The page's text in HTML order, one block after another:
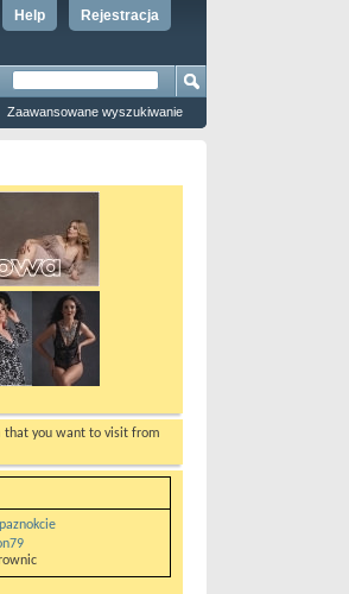
Rejestracja
Help
Zaawansowane wyszukiwanie
that you want to visit from